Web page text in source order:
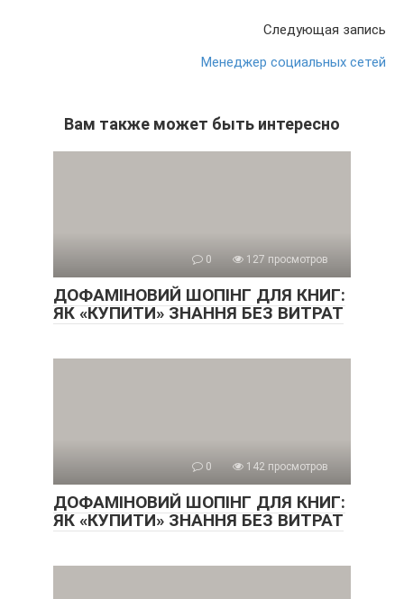
Следующая запись
Менеджер социальных сетей
Вам также может быть интересно
0 127 просмотров
ДОФАМІНОВИЙ ШОПІНГ ДЛЯ КНИГ:
ЯК «КУПИТИ» ЗНАННЯ БЕЗ ВИТРАТ
0 142 просмотров
ДОФАМІНОВИЙ ШОПІНГ ДЛЯ КНИГ:
ЯК «КУПИТИ» ЗНАННЯ БЕЗ ВИТРАТ